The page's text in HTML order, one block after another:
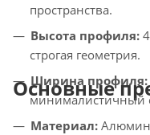
пространства.
Высота профиля:
строгая геометрия.
Ширина профиля:
минималистичный
Материал:
Основные